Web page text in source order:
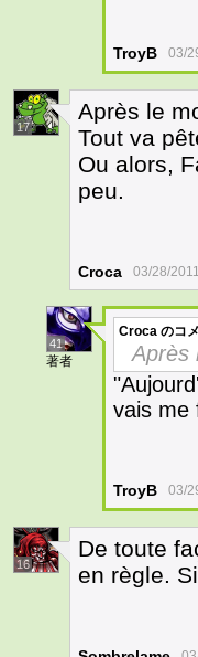
TroyB 03/
17
Après le
Tout va
Ou alors,
peu.
Croca 03/28/
41
著者
Croca のコ
Après
vais me
TroyB 03/
16
De toute
en règle.